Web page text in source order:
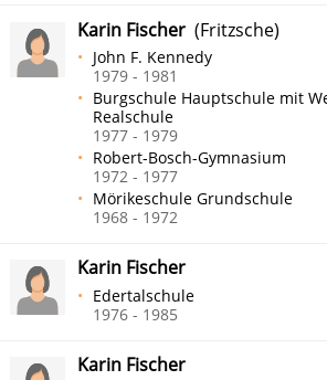
Karin Fischer (Fritzsche)
John F. Kennedy
1979 - 1981
Burgschule Hauptschule mit
Realschule
1977 - 1979
Robert-Bosch-Gymnasium
1972 - 1977
Mörikeschule Grundschule
1968 - 1972
Karin Fischer
Edertalschule
1976 - 1985
Karin Fischer